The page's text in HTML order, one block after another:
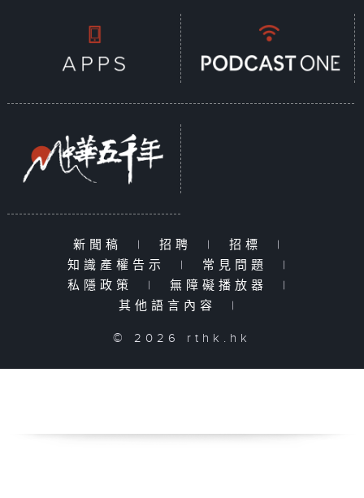
新聞稿 | 招聘 | 招標
|
知識產權告示
| 常見問題
|
私隱政策
| 無障礙播放器
|
其他語言內容
|
© 2026 rthk.hk